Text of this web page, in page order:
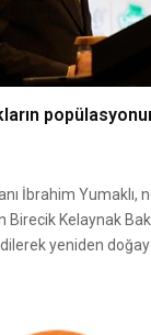
İbrahim Yumaklı,
Birecik Kelaynak
yeniden doğaya